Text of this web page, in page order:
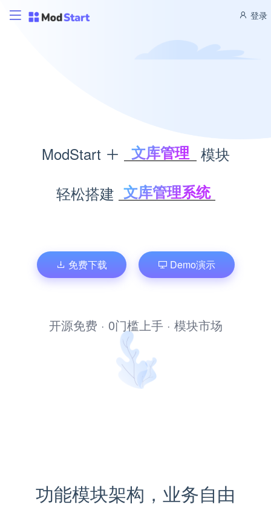
登录
ModStart
题库考试
CMS管理
模块
轻松搭建 考试题库系统
个人博客系统
企业商城系统
免费下载 Demo演示
开源免费 · 0门槛上手 · 模块市场
功能模块架构，业务自由